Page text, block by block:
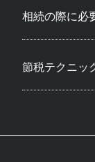
相続の際に必
節税テクニッ